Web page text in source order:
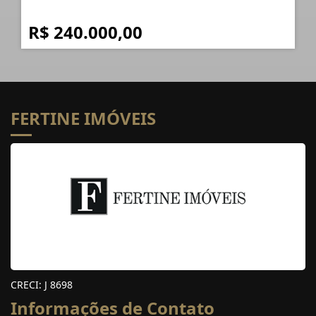
R$ 240.000,00
FERTINE IMÓVEIS
CRECI: J 8698
Informações de Contato